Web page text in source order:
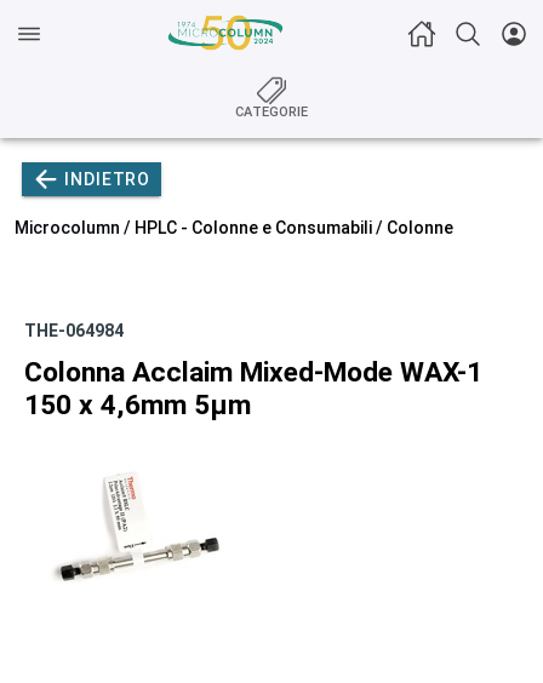
CATEGORIE
INDIETRO
Microcolumn / HPLC - Colonne e Consumabili/ Colonne
THE-064984
Colonna Acclaim Mixed-Mode WAX-1
150 x 4,6mm 5µm